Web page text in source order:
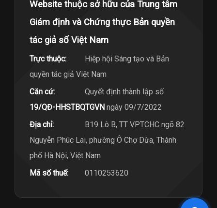
Website thuộc sở hữu của Trung tâm
Giám định và Chứng thực Bản quyền
tác giả số Việt Nam
Trực thuộc:
Hiệp hội Sáng tạo và Bản
quyền tác giả Việt Nam
Căn cứ:
Quyết định thành lập số
19/QĐ-HHSTBQTGVN ngày 09/7/2022
Địa chỉ:
B19 Lô B, TT VPTCHC ngõ 82
Nguyễn Phúc Lai, phường Ô Chợ Dừa, Thành
phố Hà Nội, Việt Nam
Mã số thuế:
0110253620